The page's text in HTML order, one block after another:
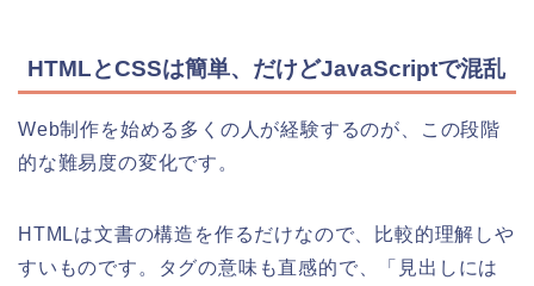
HTMLとCSSは簡単、だけどJavaScriptで混乱
Web制作を始める多くの人が経験するのが、この段階
的な難易度の変化です。
HTMLは文書の構造を作るだけなので、比較的理解しや
すいものです。タグの意味も直感的で、「見出しには